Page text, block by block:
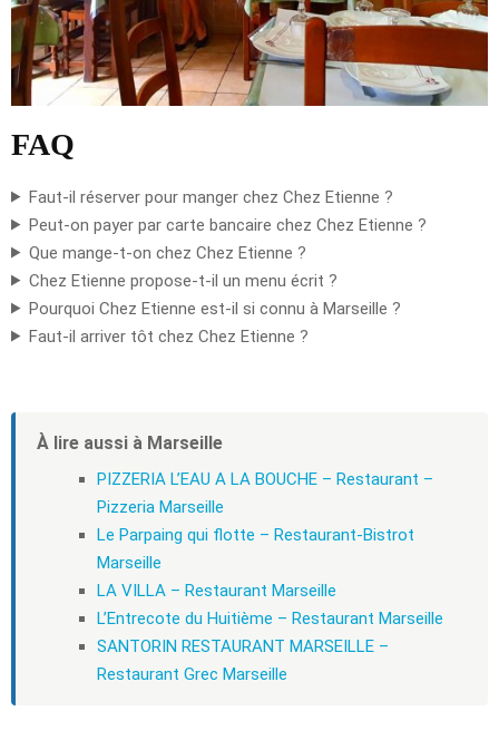
FAQ
Faut-il réserver pour manger chez Chez Etienne ?
Peut-on payer par carte bancaire chez Chez Etienne ?
Que mange-t-on chez Chez Etienne ?
Chez Etienne propose-t-il un menu écrit ?
Pourquoi Chez Etienne est-il si connu à Marseille ?
Faut-il arriver tôt chez Chez Etienne ?
À lire aussi à Marseille
PIZZERIA L’EAU A LA BOUCHE – Restaurant –
Pizzeria Marseille
Le Parpaing qui flotte – Restaurant-Bistrot
Marseille
LA VILLA – Restaurant Marseille
L’Entrecote du Huitième – Restaurant Marseille
SANTORIN RESTAURANT MARSEILLE –
Restaurant Grec Marseille